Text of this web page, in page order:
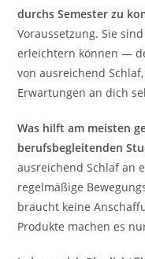
durchs Semester zu
Voraussetzung. Sie
erleichtern können —
von ausreichend
Erwartungen an dich
Was hilft am meisten
berufsbegleitenden
ausreichend Schlaf an
regelmäßige
braucht keine
Produkte machen es